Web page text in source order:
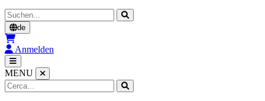
Cerca
de
Anmelden
MENU